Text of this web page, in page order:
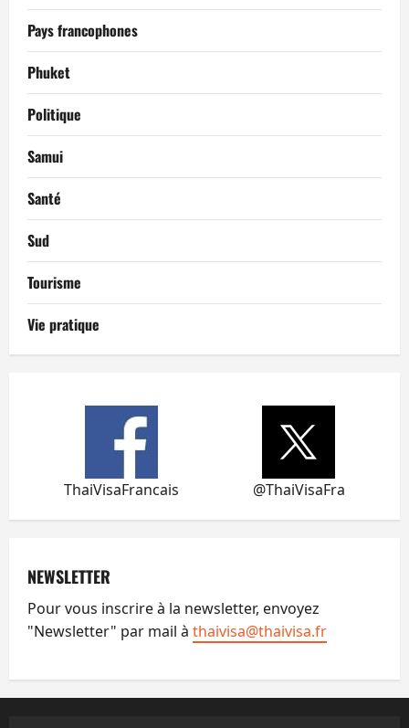
Pays francophones
Phuket
Politique
Samui
Santé
Sud
Tourisme
Vie pratique
ThaiVisaFrancais @ThaiVisaFra
NEWSLETTER
Pour vous inscrire à la newsletter, envoyez
"Newsletter" par mail à thaivisa@thaivisa.fr